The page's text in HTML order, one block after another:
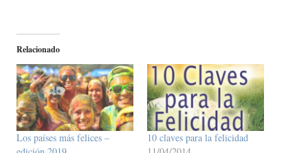
Relacionado
Los países más felices –
10 claves para la felicidad